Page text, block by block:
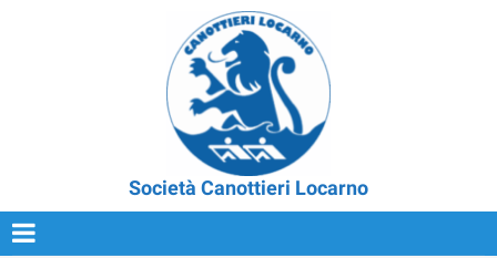
Società Canottieri Locarno